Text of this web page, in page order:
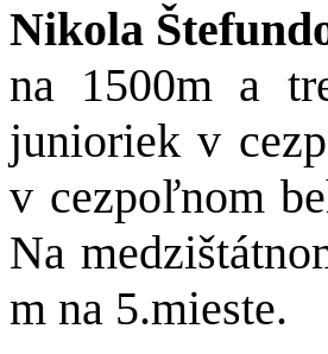
Nikola
na 1500m a
junioriek v
v cezpoľnom
Na
m na 5.mieste.